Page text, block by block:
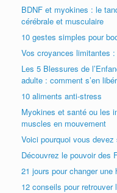
BDNF et myokines : le
cérébrale et musculaire
10 gestes simples pour
Vos croyances limitantes
Les 5 Blessures de
adulte : comment s’en
10 aliments anti-stress
Myokines et santé ou les
muscles en mouvement
Voici pourquoi vous
Découvrez le pouvoir des
21 jours pour changer
12 conseils pour retrouver